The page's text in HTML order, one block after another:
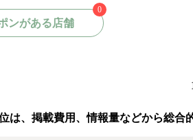
ンがある店舗
0
は、掲載費用、情報量などから総合